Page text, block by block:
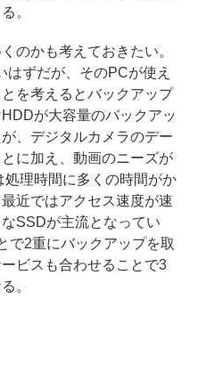
。
のかも考えておきたい。
はずだが、そのPCが使え
を考えるとバックアップ
が大容量のバックアッ
、デジタルカメラのデー
に加え、動画のニーズが
理時間に多くの時間がか
近ではアクセス速度が速
SSDが主流となってい
で2重にバックアップを取
ビスも合わせることで3
。